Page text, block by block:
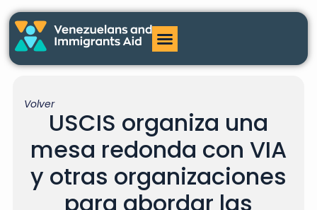
Volver
USCIS organiza una
mesa redonda con VIA
y otras organizaciones
para abordar las